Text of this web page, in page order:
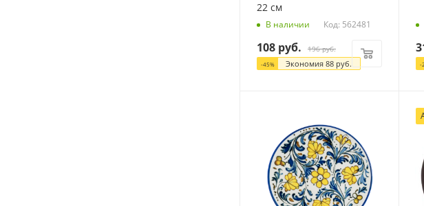
22 см
В наличии Код: 562481
108 руб. 196руб.
-45% Экономия 88 руб. -